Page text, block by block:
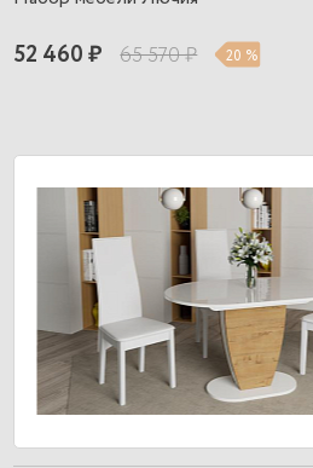
52 460 ₽ 65 570 ₽ 20 %